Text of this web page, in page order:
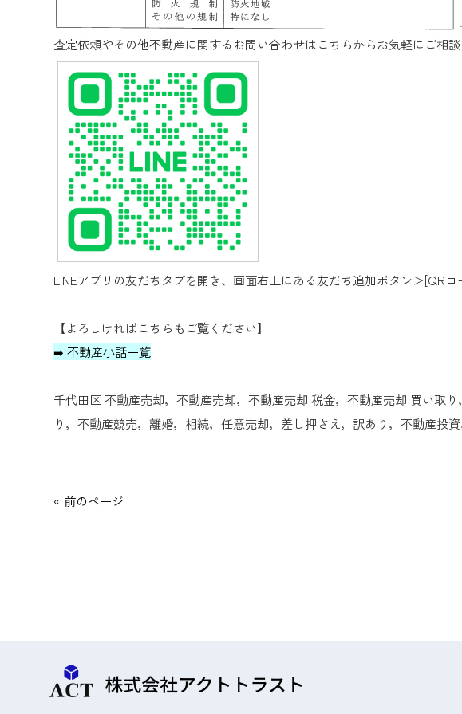
査定依頼やその他不動産に関するお問い合わせはこちらからお気軽にご相談
LINEアプリの友だちタブを開き、画面右上にある友だち追加ボタン＞[QRコ
【よろしければこちらもご覧ください】
➡ 不動産小話一覧
千代田区 不動産売却，不動産売却，不動産売却 税金，不動産売却 買い取
り，不動産競売，離婚，相続，任意売却，差し押さえ，訳あり，不動産投
« 前のページ